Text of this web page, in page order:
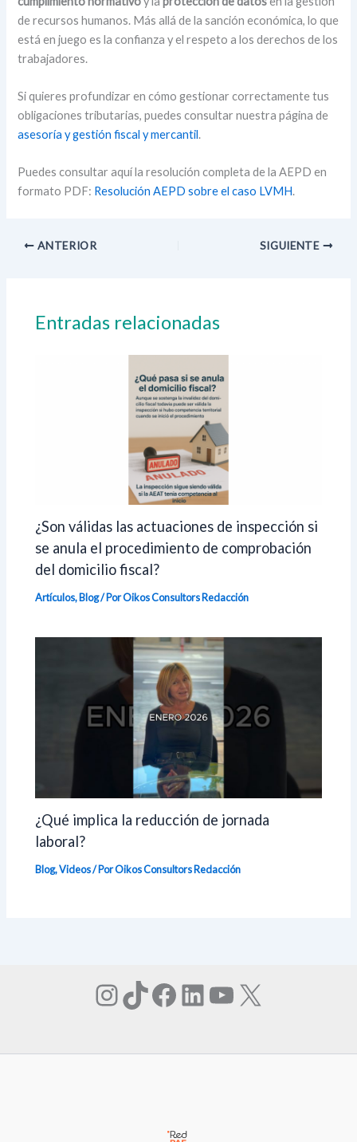
de recursos humanos. Más allá de la sanción económica, lo que
está en juego es la confianza y el respeto a los derechos de los
trabajadores.
Si quieres profundizar en cómo gestionar correctamente tus
obligaciones tributarias, puedes consultar nuestra página de
asesoría y gestión fiscal y mercantil.
Puedes consultar aquí la resolución completa de la AEPD en
formato PDF: Resolución AEPD sobre el caso LVMH.
ANTERIOR SIGUIENTE
Entradas relacionadas
¿Son válidas las actuaciones de inspección si
se anula el procedimiento de comprobación
del domicilio fiscal?
Artículos,Blog/ Por Oikos ConsultorsRedacción
¿Qué implica la reducción de jornada
laboral?
Blog,Videos/ Por Oikos ConsultorsRedacción
Instagram
TikTok
Facebook
LinkedIn
YouTube
X